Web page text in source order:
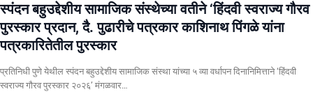
स्पंदन बहुउद्देशीय सामाजिक संस्थेच्या वतीने ‘हिंदवी स्वराज्य गौरव
पुरस्कार प्रदान, दै. पुढारीचे पत्रकार काशिनाथ पिंगळे यांना
पत्रकारितेतील पुरस्कार
प्रतिनिधी पुणे येथील स्पंदन बहुउद्देशीय सामाजिक संस्था यांच्या ५ व्या वर्धापन दिनानिमित्ताने ‘हिंदवी
स्वराज्य गौरव पुरस्कार २०२६’ मंगळवार…